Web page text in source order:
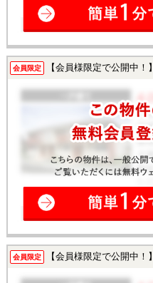
会員限定 【会員様限定で公開中！】
会員限定 【会員様限定で公開中！】